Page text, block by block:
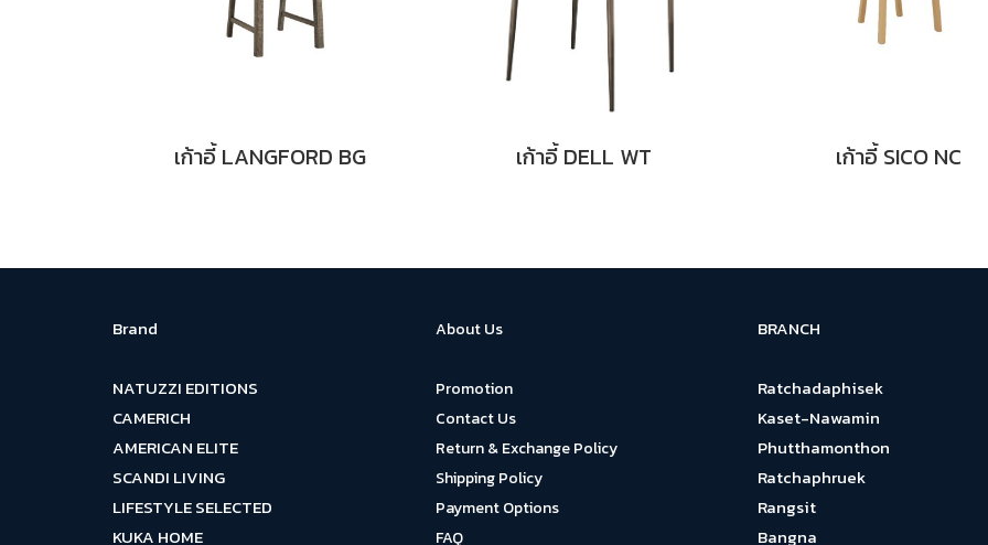
เก้าอี้ LANGFORD BG เก้าอี้ DELL WT เก้าอี้ SICO NC
Brand
NATUZZI EDITIONS
CAMERICH
AMERICAN ELITE
SCANDI LIVING
LIFESTYLE SELECTED
KUKA HOME
About Us
Promotion
Contact Us
Return & Exchange Policy
Shipping Policy
Payment Options
FAQ
BRANCH
Ratchadaphisek
Kaset-Nawamin
Phutthamonthon
Ratchaphruek
Rangsit
Bangna